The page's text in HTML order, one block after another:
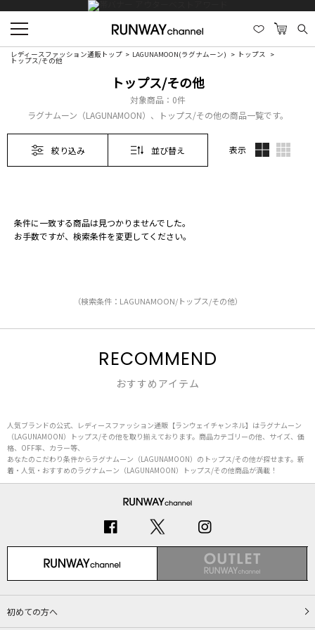
レディースファッション通販トップ LAGUNAMOON(ラグナムーン) トップス
トップス/その他
トップス/その他
対象商品： 0件
ラグナムーン（LAGUNAMOON）、トップス/その他の商品一覧です。
絞り込み 並び替え 表示
条件に一致する商品は見つかりませんでした。
お手数ですが、検索条件を変更してください。
（検索条件：LAGUNAMOON/トップス/その他）
RECOMMEND
おすすめアイテム
人気ブランドの公式、レディースファッション通販【ランウェイチャンネル】はラグナムーン
（LAGUNAMOON）トップス/その他を取り揃えております。商品カテゴリーの他、サイズ、価
格、OFF率、カラー等、
あなたのこだわり条件からラグナムーン（LAGUNAMOON）のトップス/その他が探せます。新
着・人気・おすすめのラグナムーン（LAGUNAMOON）トップス/その他商品が満載！
初めての方へ